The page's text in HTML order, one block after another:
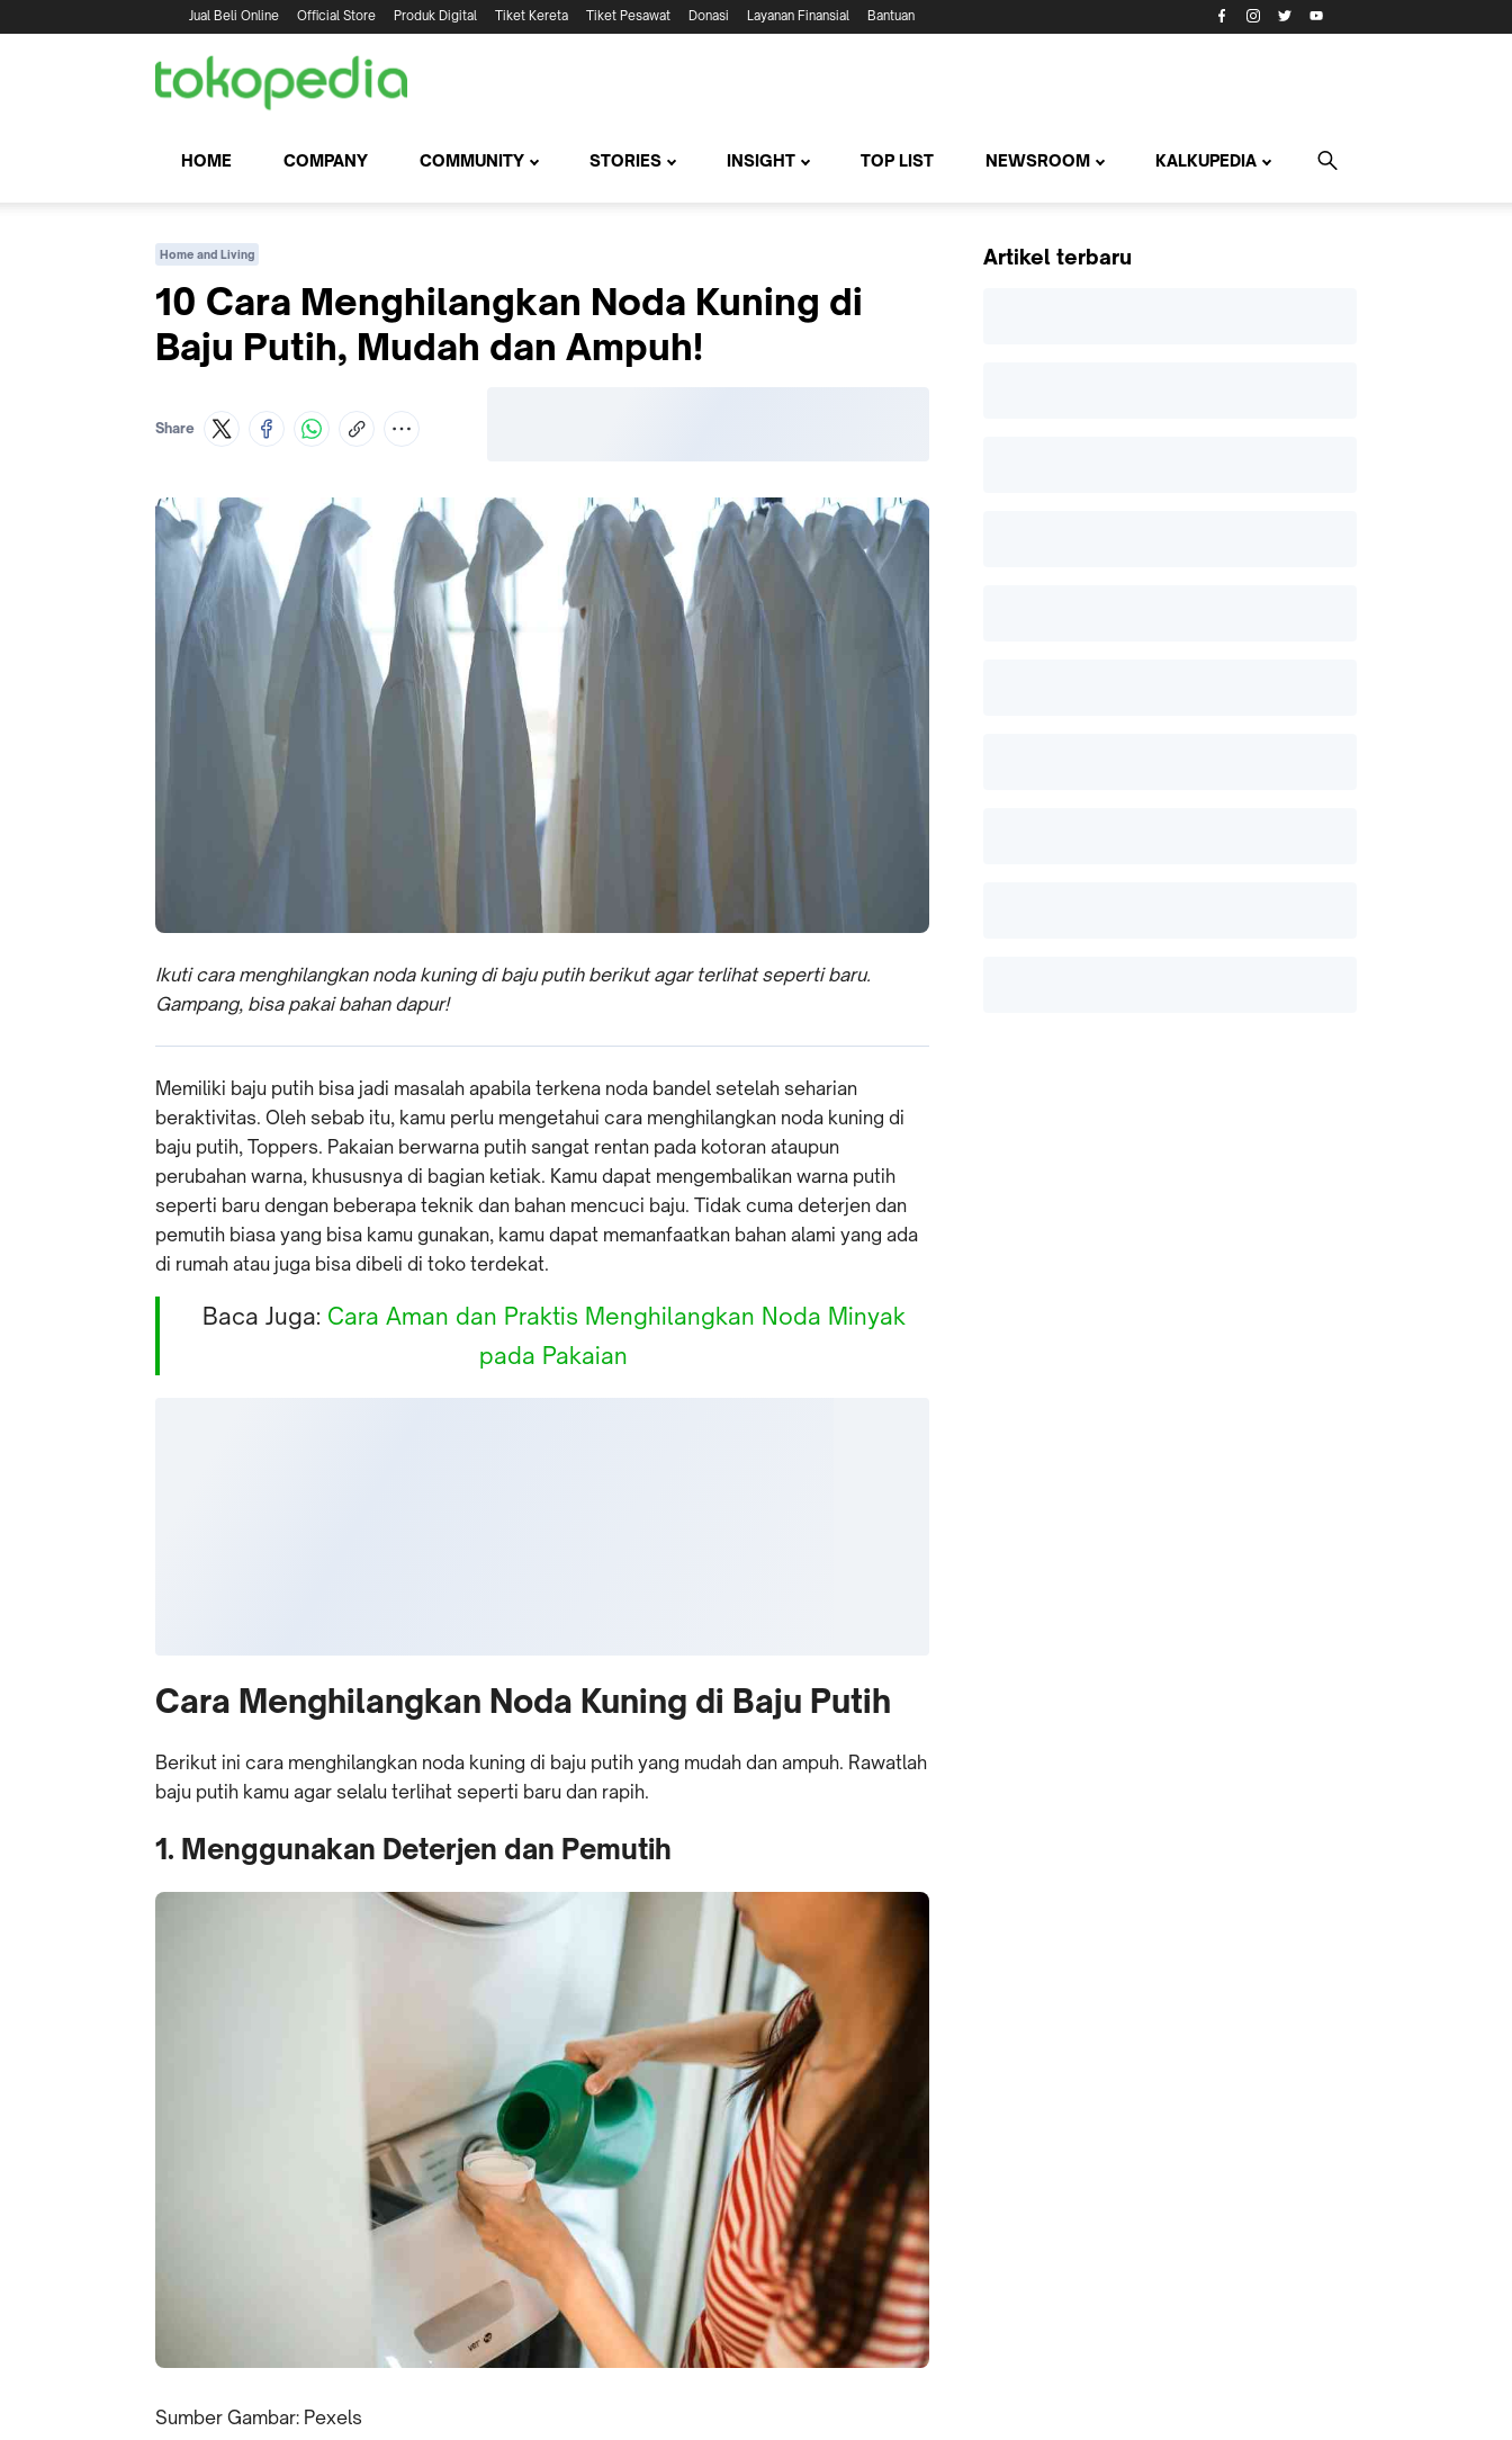
Jual Beli Online Official Store Produk Digital Tiket Kereta Tiket Pesawat Donasi Layanan Finansial Bantuan
HOME COMPANY COMMUNITY STORIES INSIGHT TOP LIST NEWSROOM KALKUPEDIA
Home and Living
10 Cara Menghilangkan Noda Kuning di
Baju Putih, Mudah dan Ampuh!
Share
Ikuti cara menghilangkan noda kuning di baju putih berikut agar terlihat seperti baru.
Gampang, bisa pakai bahan dapur!
Memiliki baju putih bisa jadi masalah apabila terkena noda bandel setelah seharian
beraktivitas. Oleh sebab itu, kamu perlu mengetahui cara menghilangkan noda kuning di
baju putih, Toppers. Pakaian berwarna putih sangat rentan pada kotoran ataupun
perubahan warna, khususnya di bagian ketiak. Kamu dapat mengembalikan warna putih
seperti baru dengan beberapa teknik dan bahan mencuci baju. Tidak cuma deterjen dan
pemutih biasa yang bisa kamu gunakan, kamu dapat memanfaatkan bahan alami yang ada
di rumah atau juga bisa dibeli di toko terdekat.
Baca Juga: Cara Aman dan Praktis Menghilangkan Noda Minyak
pada Pakaian
Cara Menghilangkan Noda Kuning di Baju Putih
Berikut ini cara menghilangkan noda kuning di baju putih yang mudah dan ampuh. Rawatlah
baju putih kamu agar selalu terlihat seperti baru dan rapih.
1. Menggunakan Deterjen dan Pemutih
Sumber Gambar: Pexels
Artikel terbaru